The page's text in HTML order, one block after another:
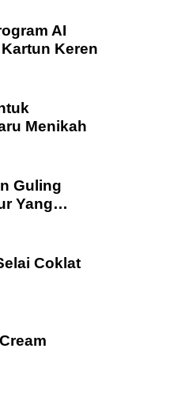
AI
Keren
Menikah
Guling
Yang
Coklat